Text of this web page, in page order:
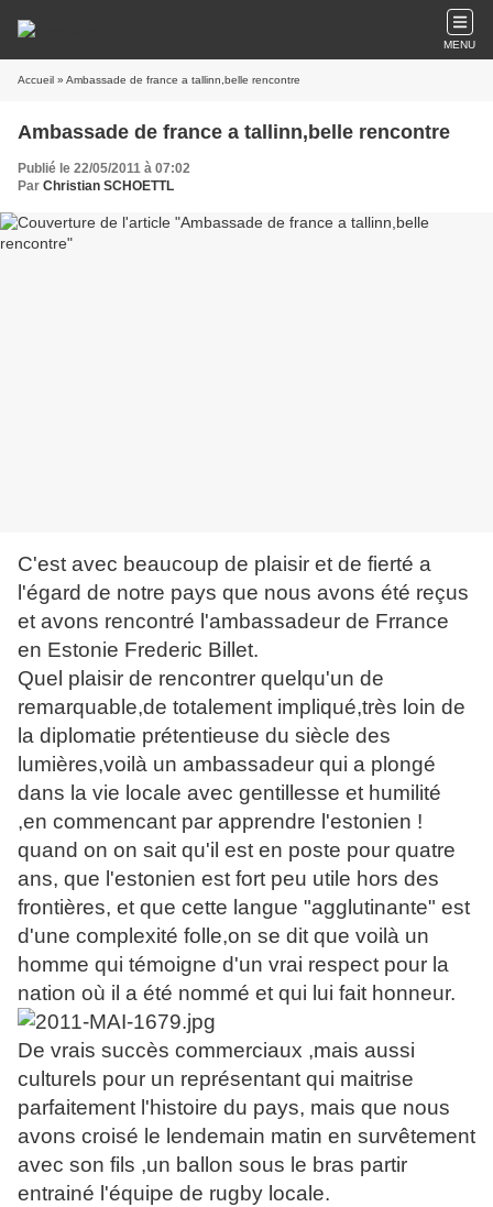
MENU
Accueil » Ambassade de france a tallinn,belle rencontre
Ambassade de france a tallinn,belle rencontre
Publié le 22/05/2011 à 07:02
Par Christian SCHOETTL
C'est avec beaucoup de plaisir et de fierté a
l'égard de notre pays que nous avons été reçus
et avons rencontré l'ambassadeur de Frrance
en Estonie Frederic Billet.
Quel plaisir de rencontrer quelqu'un de
remarquable,de totalement impliqué,très loin de
la diplomatie prétentieuse du siècle des
lumières,voilà un ambassadeur qui a plongé
dans la vie locale avec gentillesse et humilité
,en commencant par apprendre l'estonien !
quand on on sait qu'il est en poste pour quatre
ans, que l'estonien est fort peu utile hors des
frontières, et que cette langue "agglutinante" est
d'une complexité folle,on se dit que voilà un
homme qui témoigne d'un vrai respect pour la
nation où il a été nommé et qui lui fait honneur.
De vrais succès commerciaux ,mais aussi
culturels pour un représentant qui maitrise
parfaitement l'histoire du pays, mais que nous
avons croisé le lendemain matin en survêtement
avec son fils ,un ballon sous le bras partir
entrainé l'équipe de rugby locale.